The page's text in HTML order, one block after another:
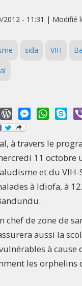
2012 - 11:31 | Modifié
sida VIH
LinkedInWordPressMessenger
à travers le
11 octobre
et du VIH-
à Idiofa, à
chef de zone de
aussi la
à cause
les orphelins